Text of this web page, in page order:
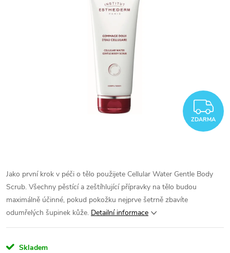
ZDARMA
Jako první krok v péči o tělo použijete Cellular Water Gentle Body
Scrub. Všechny pěstící a zeštíhlující přípravky na tělo budou
maximálně účinné, pokud pokožku nejprve šetrně zbavíte
odumřelých šupinek kůže. Detailní informace
Skladem